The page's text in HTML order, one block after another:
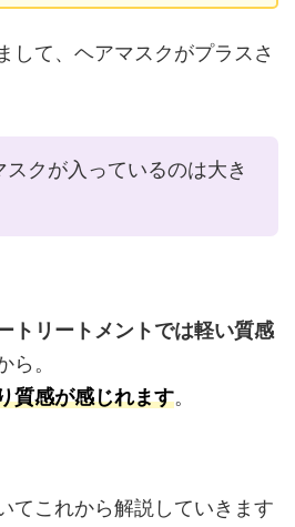
して、ヘアマスクがプラスさ
スクが入っているのは大き
トリートメントでは軽い質感
ら。
質感が感じれます。
てこれから解説していきます